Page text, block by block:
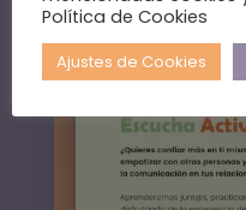
Política de Cookies
Ajustes de Cookies